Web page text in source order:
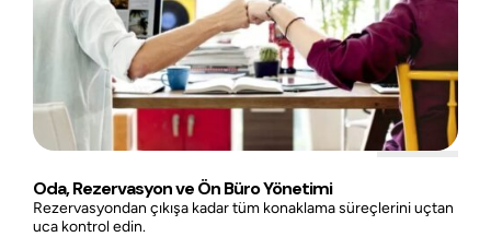
Oda, Rezervasyon ve Ön Büro Yönetimi
Rezervasyondan çıkışa kadar tüm konaklama süreçlerini uçtan
uca kontrol edin.